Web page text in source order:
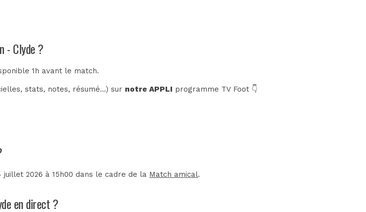
- Clyde ?
1h avant le match.
stats, notes, résumé...) sur notre APPLI programme TV Foot 👇
2026 à 15h00 dans le cadre de la Match amical.
en direct ?